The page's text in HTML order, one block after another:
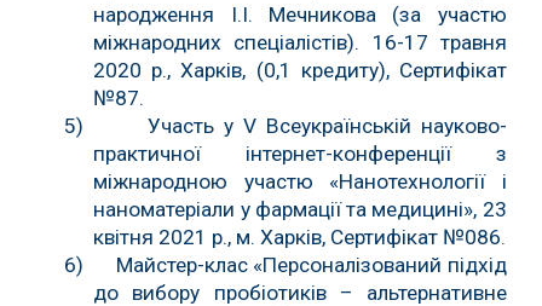
народження І.І. Мечникова (за участю
міжнародних спеціалістів). 16-17 травня
2020 р., Харків, (0,1 кредиту), Сертифікат
№87.
5)
Участь у V Всеукраїнській науково-
практичної інтернет-конференції з
міжнародною участю «Нанотехнології і
наноматеріали у фармації та медицині», 23
квітня 2021 р., м. Харків, Сертифікат №086.
6) Майстер-клас «Персоналізований підхід
до вибору пробіотиків – альтернативне